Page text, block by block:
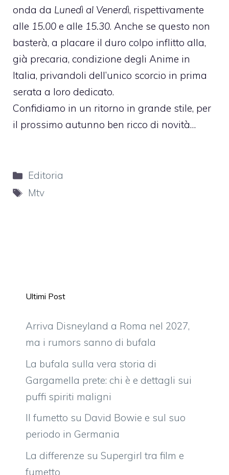
onda da Lunedì al Venerdì, rispettivamente
alle 15.00 e alle 15.30. Anche se questo non
basterà, a placare il duro colpo inflitto alla,
già precaria, condizione degli Anime in
Italia, privandoli dell’unico scorcio in prima
serata a loro dedicato.
Confidiamo in un ritorno in grande stile, per
il prossimo autunno ben ricco di novità…
Categorie
Editoria
Tag
Mtv
Ultimi Post
Arriva Disneyland a Roma nel 2027,
ma i rumors sanno di bufala
La bufala sulla vera storia di
Gargamella prete: chi è e dettagli sui
puffi spiriti maligni
Il fumetto su David Bowie e sul suo
periodo in Germania
La differenze su Supergirl tra film e
fumetto